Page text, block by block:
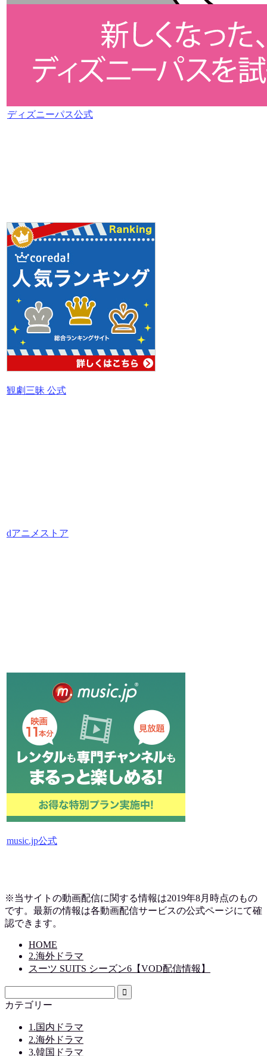
ディズニーパス公式
観劇三昧 公式
dアニメストア
music.jp公式
※当サイトの動画配信に関する情報は2019年8月時点のもの
です。最新の情報は各動画配信サービスの公式ページにて確
認できます。
HOME
2.海外ドラマ
スーツ SUITS シーズン6【VOD配信情報】
カテゴリー
1.国内ドラマ
2.海外ドラマ
3.韓国ドラマ